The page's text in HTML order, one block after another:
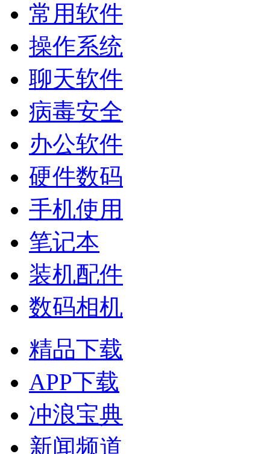
常用软件
操作系统
聊天软件
病毒安全
办公软件
硬件数码
手机使用
笔记本
装机配件
数码相机
精品下载
APP下载
冲浪宝典
新闻频道